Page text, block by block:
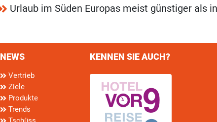
Urlaub im Süden Europas meist günstiger als
NEWS
Vertrieb
Ziele
Produkte
Trends
KENNEN SIE AUCH?